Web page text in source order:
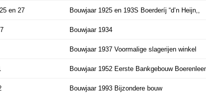
en 27 Bouwjaar 1925 en 193S Boerderíj “d’n Heijn,,
Bouwjaar 1934
Bouwjaar 1937 Voormalige slagerijen winkel
Bouwjaar 1952 Eerste Bankgebouw
Bouwjaar 1993 Bijzondere bouw